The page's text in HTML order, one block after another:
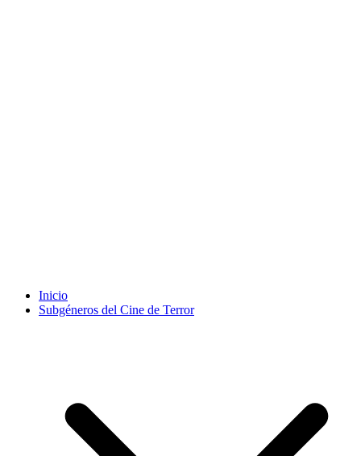
Inicio
Subgéneros del Cine de Terror